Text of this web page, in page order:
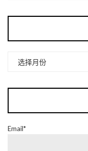
Email*